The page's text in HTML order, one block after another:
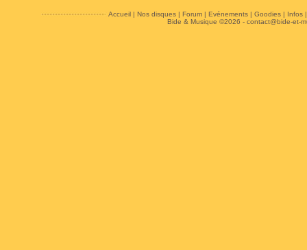
Accueil| Nos disques| Forum| Evénements| Goodies| Infos
Bide & Musique ©2026 - contact@bide-et-